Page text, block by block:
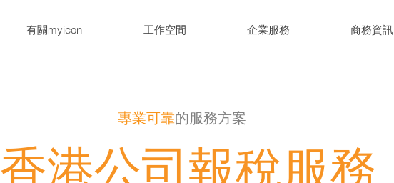
有關myicon 工作空間 企業服務 商務資訊
專業可靠的服務方案
香港公司報稅服務